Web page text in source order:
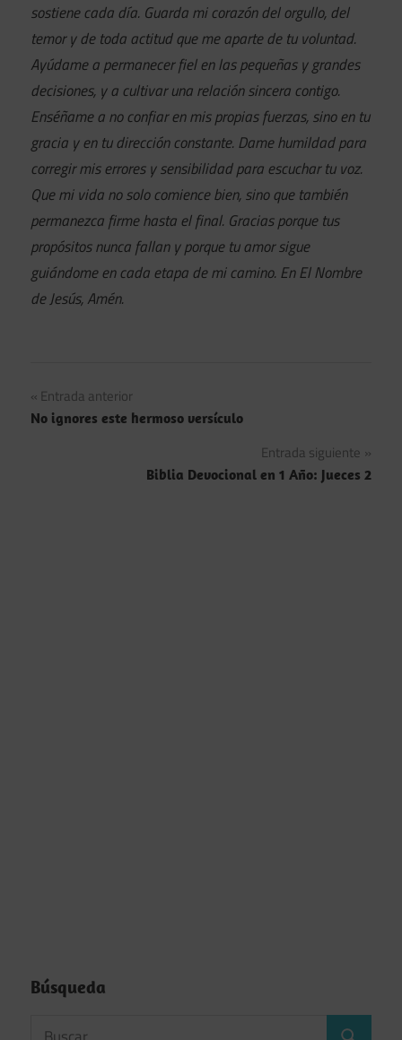
sostiene cada día. Guarda mi corazón del orgullo, del
temor y de toda actitud que me aparte de tu voluntad.
Ayúdame a permanecer fiel en las pequeñas y grandes
decisiones, y a cultivar una relación sincera contigo.
Enséñame a no confiar en mis propias fuerzas, sino en tu
gracia y en tu dirección constante. Dame humildad para
corregir mis errores y sensibilidad para escuchar tu voz.
Que mi vida no solo comience bien, sino que también
permanezca firme hasta el final. Gracias porque tus
propósitos nunca fallan y porque tu amor sigue
guiándome en cada etapa de mi camino. En El Nombre
de Jesús, Amén.
Navegación
de
Entrada anterior
No ignores este hermoso versículo
Entrada siguiente
Biblia Devocional en 1 Año: Jueces 2
Búsqueda